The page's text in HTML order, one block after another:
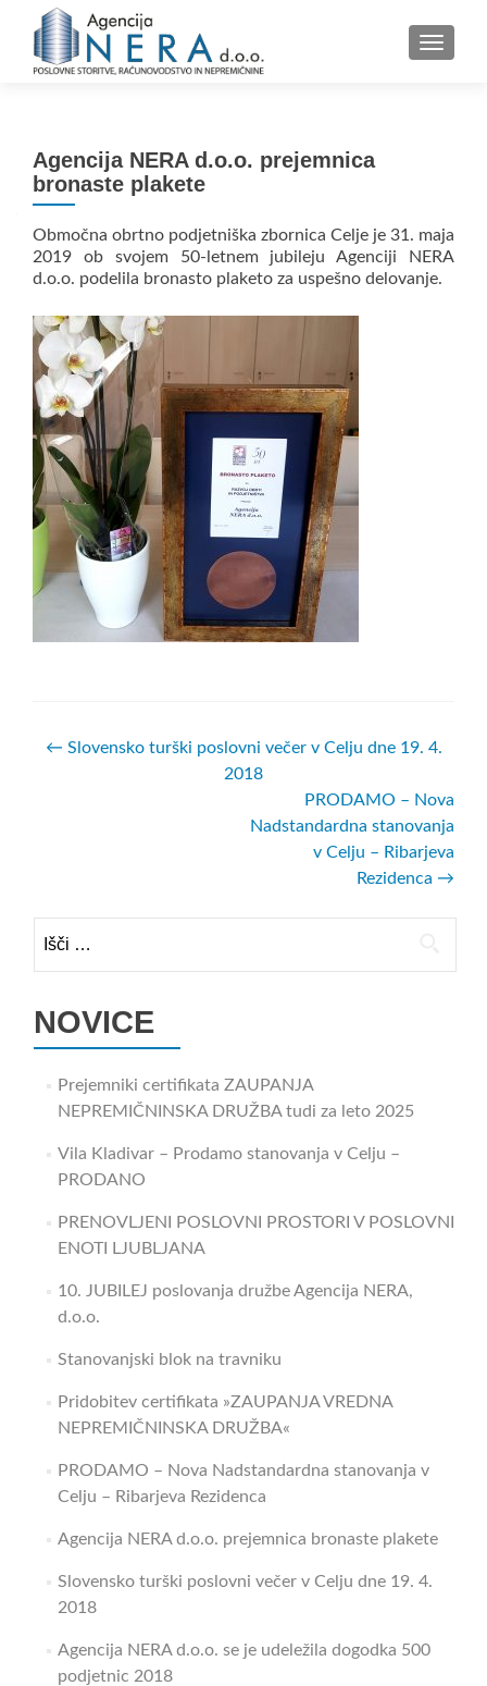
Agencija NERA d.o.o. prejemnica
bronaste plakete
Območna obrtno podjetniška zbornica Celje je 31. maja
2019 ob svojem 50-letnem jubileju Agenciji NERA
d.o.o. podelila bronasto plaketo za uspešno delovanje.
Navigacija prispevkov
← Slovensko turški poslovni večer v Celju dne 19. 4.
2018
PRODAMO – Nova
Nadstandardna stanovanja
v Celju – Ribarjeva
Rezidenca →
NOVICE
Prejemniki certifikata ZAUPANJA
NEPREMIČNINSKA DRUŽBA tudi za leto 2025
Vila Kladivar – Prodamo stanovanja v Celju –
PRODANO
PRENOVLJENI POSLOVNI PROSTORI V POSLOVNI
ENOTI LJUBLJANA
10. JUBILEJ poslovanja družbe Agencija NERA,
d.o.o.
Stanovanjski blok na travniku
Pridobitev certifikata »ZAUPANJA VREDNA
NEPREMIČNINSKA DRUŽBA«
PRODAMO – Nova Nadstandardna stanovanja v
Celju – Ribarjeva Rezidenca
Agencija NERA d.o.o. prejemnica bronaste plakete
Slovensko turški poslovni večer v Celju dne 19. 4.
2018
Agencija NERA d.o.o. se je udeležila dogodka 500
podjetnic 2018